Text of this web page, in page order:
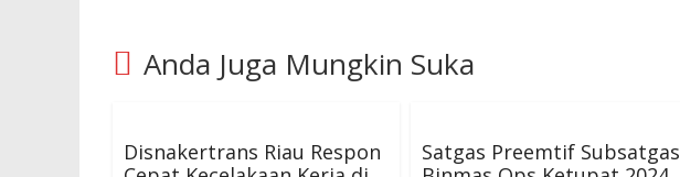
Anda Juga Mungkin Suka
Disnakertrans Riau Respon
Satgas Preemtif Subsatgas